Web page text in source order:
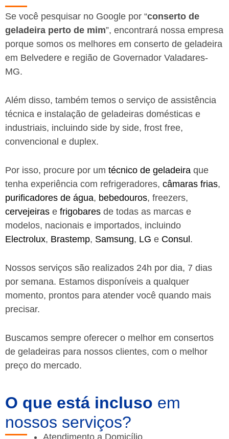
Se você pesquisar no Google por “conserto de
geladeira perto de mim”, encontrará nossa empresa
porque somos os melhores em conserto de geladeira
em Belvedere e região de Governador Valadares-
MG.
Além disso, também temos o serviço de assistência
técnica e instalação de geladeiras domésticas e
industriais, incluindo side by side, frost free,
convencional e duplex.
Por isso, procure por um técnico de geladeira que
tenha experiência com refrigeradores, câmaras frias,
purificadores de água, bebedouros, freezers,
cervejeiras e frigobares de todas as marcas e
modelos, nacionais e importados, incluindo
Electrolux, Brastemp, Samsung, LG e Consul .
Nossos serviços são realizados 24h por dia, 7 dias
por semana. Estamos disponíveis a qualquer
momento, prontos para atender você quando mais
precisar.
Buscamos sempre oferecer o melhor em consertos
de geladeiras para nossos clientes, com o melhor
preço do mercado.
O que está incluso em
nossos serviços?